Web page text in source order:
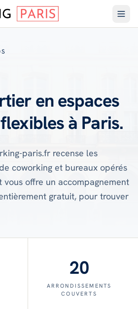
en espaces
à Paris.
paris.fr recense les
coworking et bureaux opérés
offre un accompagnement
gratuit, pour trouver
20
ARRONDISSEMENTS
COUVERTS